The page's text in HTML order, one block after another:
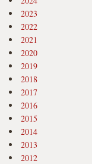
2023
2022
2021
2020
2019
2018
2017
2016
2015
2014
2013
2012